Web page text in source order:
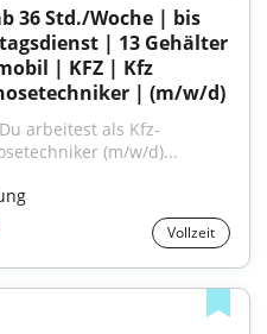
36 Std./Woche | bis
| 13 Gehälter
| KFZ | Kfz
| (m/w/d)
arbeitest als Kfz-
(m/w/d)...
Vollzeit